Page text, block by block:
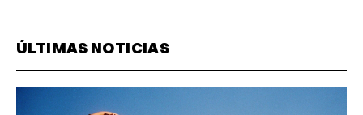
ÚLTIMAS NOTICIAS